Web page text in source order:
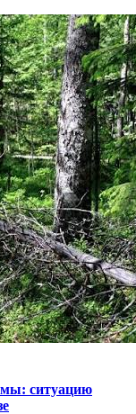
ситуацию